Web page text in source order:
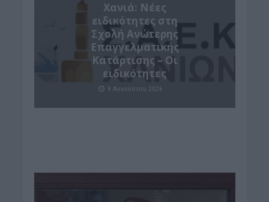
Χανιά: Νέες
ειδικότητες στη
Σχολή Ανώτερης
Επαγγελματικής
Κατάρτισης – Οι
ειδικότητες
8 Αυγούστου 2026